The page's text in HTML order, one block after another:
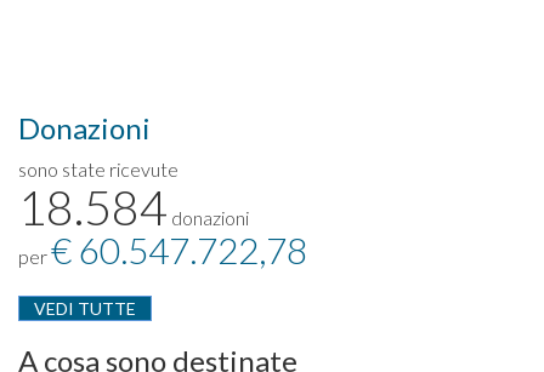
Donazioni
sono state ricevute
18.584 donazioni
per€ 60.547.722,78
VEDI TUTTE
A cosa sono destinate